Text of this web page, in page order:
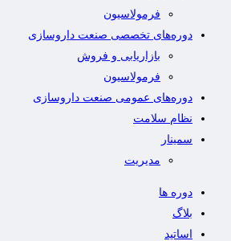
فرمولاسیون
دوره‌های تخصصی صنعت داروسازی
بازاریابی و فروش
فرمولاسیون
دوره‌های عمومی صنعت داروسازی
نظام سلامت
سمینار
مدیریت
دوره ها
بلاگ
اساتید